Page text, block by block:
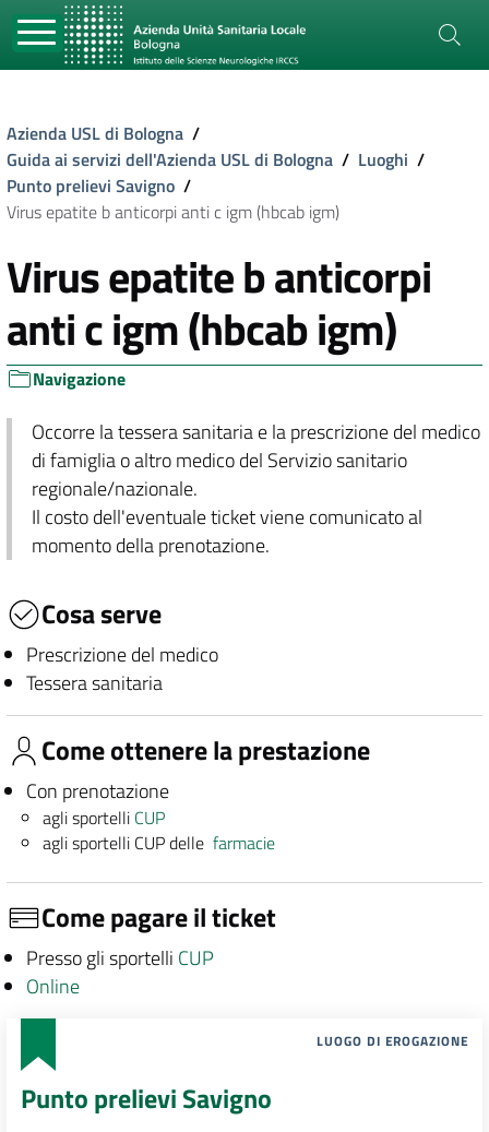
Azienda USL di Bologna /
Guida ai servizi dell'Azienda USL di Bologna / Luoghi /
Punto prelievi Savigno /
Virus epatite b anticorpi anti c igm (hbcab igm)
Virus epatite b anticorpi
anti c igm (hbcab igm)
Navigazione
Occorre la tessera sanitaria e la prescrizione del medico
di famiglia o altro medico del Servizio sanitario
regionale/nazionale.
Il costo dell'eventuale ticket viene comunicato al
momento della prenotazione.
Cosa serve
Prescrizione del medico
Tessera sanitaria
Come ottenere la prestazione
Con prenotazione
agli sportelli CUP
agli sportelli CUP dellefarmacie
Come pagare il ticket
Presso gli sportelli CUP
Online
LUOGO DI EROGAZIONE
Punto prelievi Savigno